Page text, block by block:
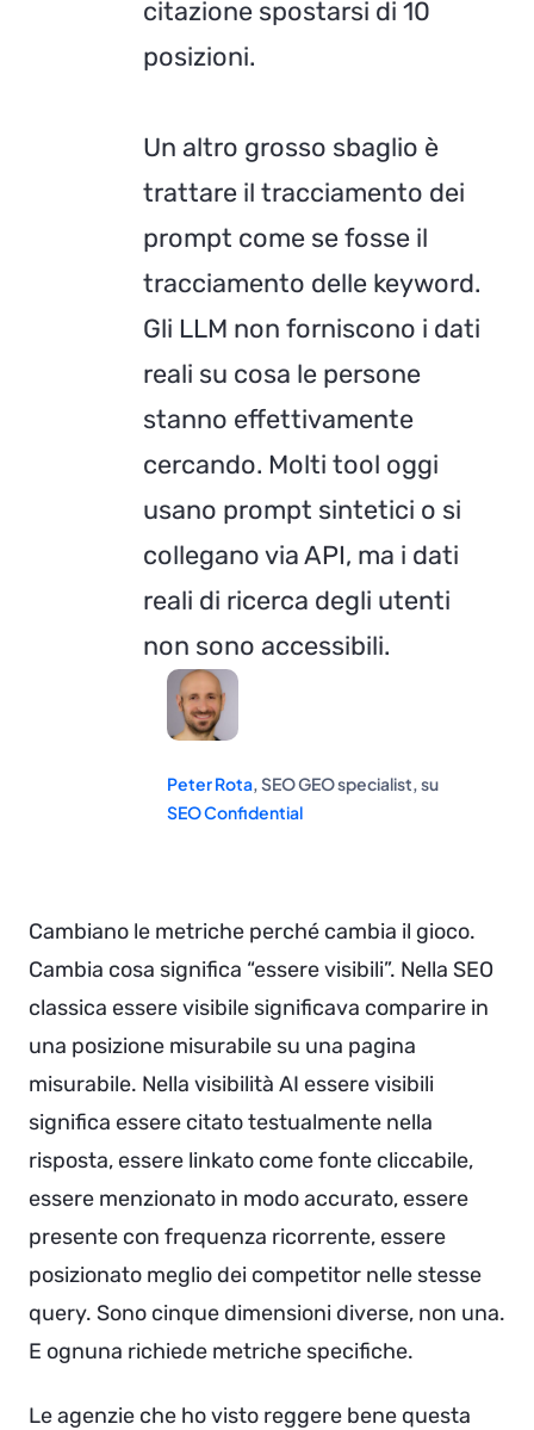
citazione spostarsi di 10
posizioni.
Un altro grosso sbaglio è
trattare il tracciamento dei
prompt come se fosse il
tracciamento delle keyword.
Gli LLM non forniscono i dati
reali su cosa le persone
stanno effettivamente
cercando. Molti tool oggi
usano prompt sintetici o si
collegano via API, ma i dati
reali di ricerca degli utenti
non sono accessibili.
Peter Rota, SEO GEO specialist, su
SEO Confidential
Cambiano le metriche perché cambia il gioco.
Cambia cosa significa “essere visibili”. Nella SEO
classica essere visibile significava comparire in
una posizione misurabile su una pagina
misurabile. Nella visibilità AI essere visibili
significa essere citato testualmente nella
risposta, essere linkato come fonte cliccabile,
essere menzionato in modo accurato, essere
presente con frequenza ricorrente, essere
posizionato meglio dei competitor nelle stesse
query. Sono cinque dimensioni diverse, non una.
E ognuna richiede metriche specifiche.
Le agenzie che ho visto reggere bene questa